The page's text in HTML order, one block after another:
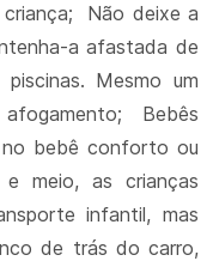
Não deixe a
a afastada de
Mesmo um
afogamento; Bebês
no bebê conforto ou
meio, as crianças
infantil, mas
de trás do carro,